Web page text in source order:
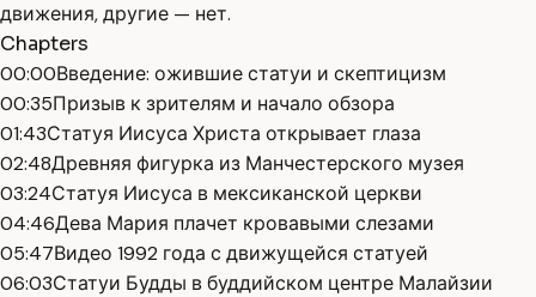
движения, другие — нет.
Chapters
00:00Введение: ожившие статуи и скептицизм
00:35Призыв к зрителям и начало обзора
01:43Статуя Иисуса Христа открывает глаза
02:48Древняя фигурка из Манчестерского музея
03:24Статуя Иисуса в мексиканской церкви
04:46Дева Мария плачет кровавыми слезами
05:47Видео 1992 года с движущейся статуей
06:03Статуи Будды в буддийском центре Малайзии